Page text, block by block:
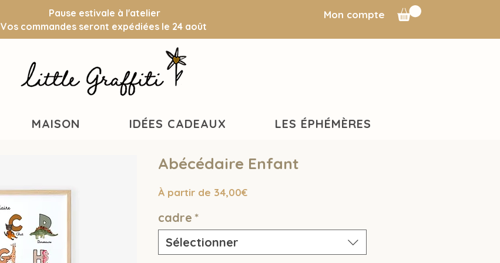
Mon compte
Pause estivale à l'atelier
Vos commandes seront expédiées le 24 août
MAISON IDÉES CADEAUX LES ÉPHÉMÈRES
Abécédaire Enfant
À partir de 34,00€Prix
cadre *
Sélectionner